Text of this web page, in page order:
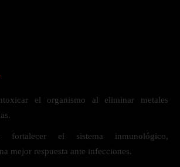
el organismo al eliminar metales
fortalecer el sistema inmunológico,
mejor respuesta ante infecciones.